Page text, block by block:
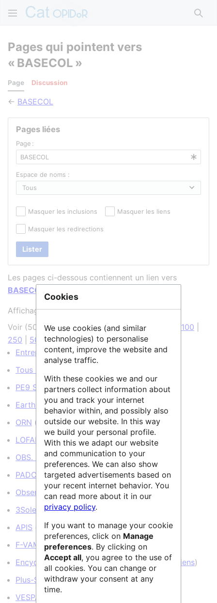
Pages qui pointent vers
« BASECOL »
Page Discussion
← BASECOL
Pages liées
Page :
Espace de noms :
Masquer les inclusions Masquer les liens
Masquer les redirections
Lister
Les pages ci-dessous contiennent un lien vers
BASECOL
Affichage de 27 éléments.
Voir (50 précédentes|50 suivantes) ( 100
250
500 )
Entrepôt de données (← liens)
Tous les services
PE9 Sciences de l'Univers (← liens)
Earth Orientation Center (← liens)
ORN ( ← liens)
LOFAR/NenuFAR (← liens)
OBS. PARIS (← liens)
PADC
← liens)
Observatoire de Paris : Bibliothèque (
3Soleil
(← liens)
APIS
← liens)
F-VAMDC (← liens)
Encyclopédie des planètes extrasolaires (← liens)
Plus-Sismique (← liens )
VESPA
Cookies
We use cookies (and similar
technologies) to personalise
content, improve the website and
analyse traffic.
With these cookies we and our
partners collect information about
you and track your internet
behavior within, and possibly also
outside our website. In this way
we build your personal profile.
With this we adapt our website
and communication to your
preferences. We can also show
targeted advertisements based on
your recent internet behavior. You
can read more about it in our
privacy policy.
If you want to manage your cookie
preferences, click on Manage
preferences. By clicking on
Accept all, you agree to the use of
all cookies. You can change or
withdraw your consent at any
time.